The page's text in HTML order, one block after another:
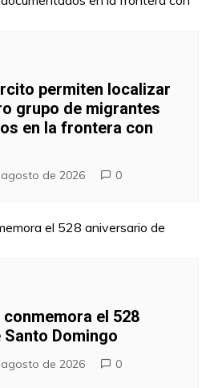
permiten localizar
grupo de migrantes
en la frontera con
de 2026 0
el 528
Domingo
de 2026 0